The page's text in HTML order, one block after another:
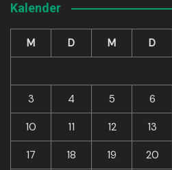
Kalender
M D M D
3 4 5 6
10 11 12 13
17 18 19 20